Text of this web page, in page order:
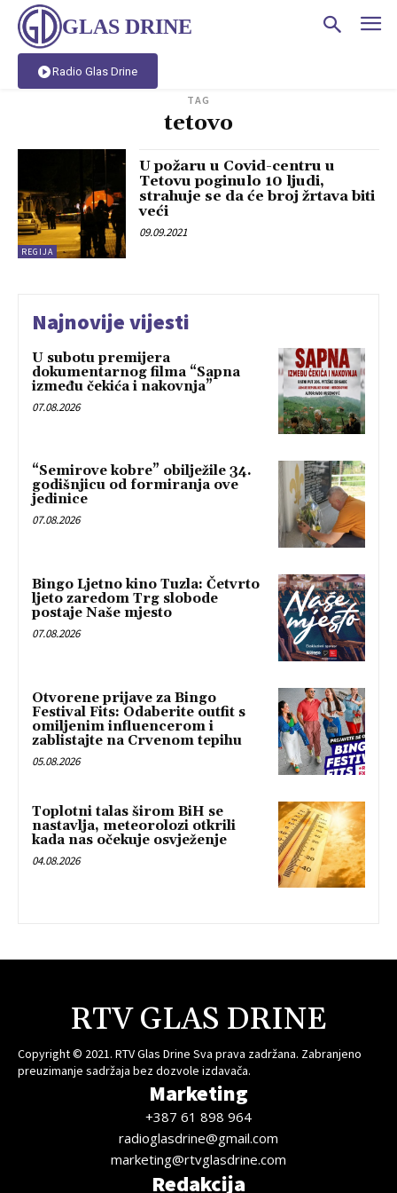
GLAS DRINE
Radio Glas Drine
TAG
tetovo
REGIJA
U požaru u Covid-centru u
Tetovu poginulo 10 ljudi,
strahuje se da će broj žrtava biti
veći
09.09.2021
Najnovije vijesti
U subotu premijera
dokumentarnog filma “Sapna
između čekića i nakovnja”
07.08.2026
“Semirove kobre” obilježile 34.
godišnjicu od formiranja ove
jedinice
07.08.2026
Bingo Ljetno kino Tuzla: Četvrto
ljeto zaredom Trg slobode
postaje Naše mjesto
07.08.2026
Otvorene prijave za Bingo
Festival Fits: Odaberite outfit s
omiljenim influencerom i
zablistajte na Crvenom tepihu
05.08.2026
Toplotni talas širom BiH se
nastavlja, meteorolozi otkrili
kada nas očekuje osvježenje
04.08.2026
RTV GLAS DRINE
Copyright © 2021. RTV Glas Drine Sva prava zadržana. Zabranjeno
preuzimanje sadržaja bez dozvole izdavača.
Marketing
+387 61 898 964
radioglasdrine@gmail.com
marketing@rtvglasdrine.com
Redakcija